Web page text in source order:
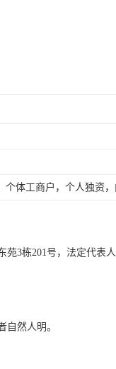
苑3栋201号，法定代表人
然人明。